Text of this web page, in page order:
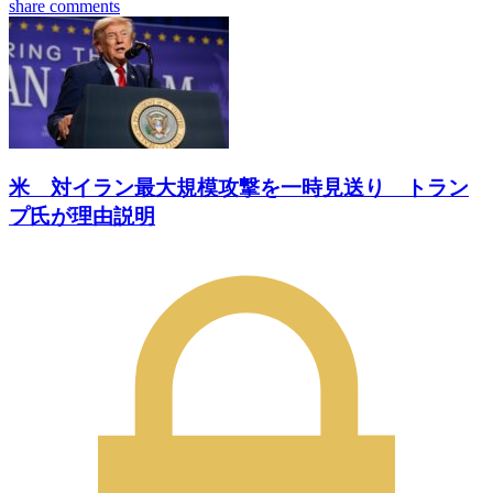
share comments
米 対イラン最大規模攻撃を一時見送り トラン
プ氏が理由説明